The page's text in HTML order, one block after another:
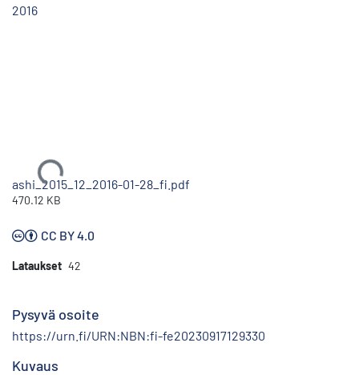
2016
Ladataan...
ashi_2015_12_2016-01-28_fi.pdf
470.12 KB
CC BY 4.0
Lataukset 42
Pysyvä osoite
https://urn.fi/URN:NBN:fi-fe20230917129330
Kuvaus